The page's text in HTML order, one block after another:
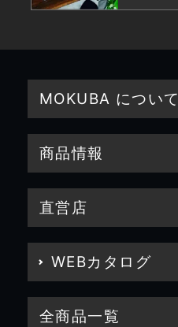
MOKUBA について
商品情報
直営店
WEBカタログ
全商品一覧